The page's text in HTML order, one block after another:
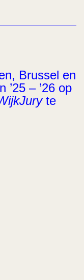
Brussel en
– ’26 op
te